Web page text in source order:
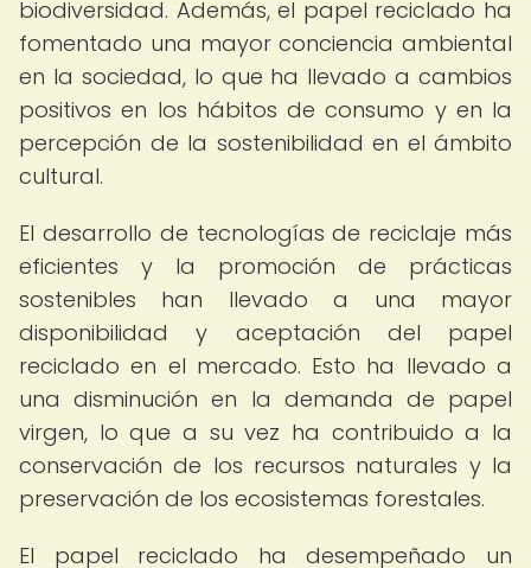
biodiversidad. Además, el papel reciclado ha
fomentado una mayor conciencia ambiental
en la sociedad, lo que ha llevado a cambios
positivos en los hábitos de consumo y en la
percepción de la sostenibilidad en el ámbito
cultural.
El desarrollo de tecnologías de reciclaje más
eficientes y la promoción de prácticas
sostenibles han llevado a una mayor
disponibilidad y aceptación del papel
reciclado en el mercado. Esto ha llevado a
una disminución en la demanda de papel
virgen, lo que a su vez ha contribuido a la
conservación de los recursos naturales y la
preservación de los ecosistemas forestales.
El papel reciclado ha desempeñado un